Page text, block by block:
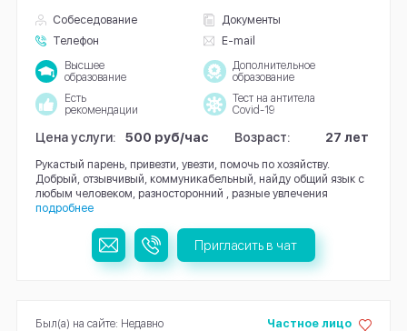
Собеседование
Документы
Телефон
E-mail
Высшее
образование
Дополнительное
образование
Есть
рекомендации
Тест на антитела
Covid-19
Цена услуги: 500 руб/час Возраст: 27 лет
Рукастый парень, привезти, увезти, помочь по хозяйству.
Добрый, отзывчивый, коммуникабельный, найду общий язык с
любым человеком, разносторонний , разные увлечения
подробнее
Пригласить в чат
Частное лицо
Был(а) на сайте: Недавно